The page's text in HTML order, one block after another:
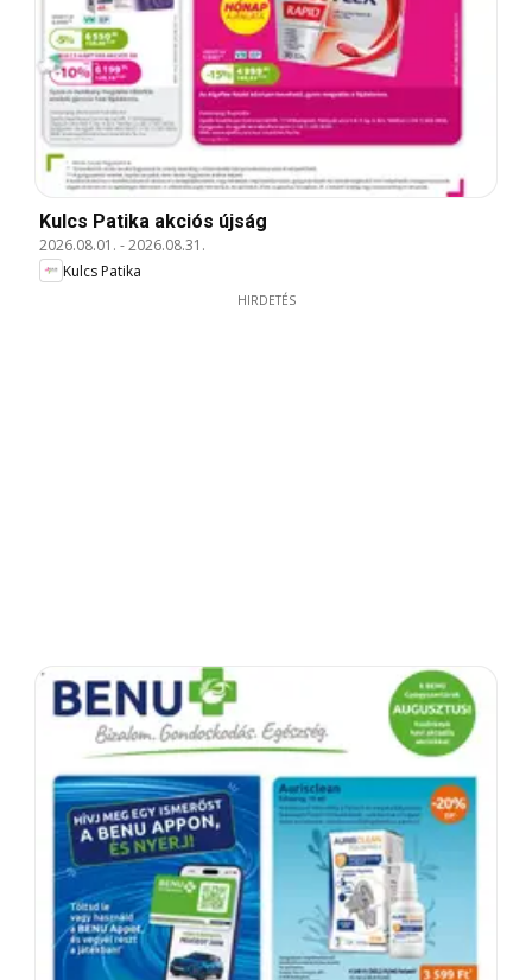
Kulcs Patika akciós újság
2026.08.01. -2026.08.31.
Kulcs Patika
HIRDETÉS